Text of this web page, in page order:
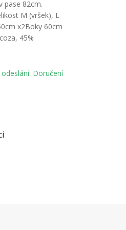
pase 82cm.
M (vršek), L
x2Boky 60cm
45%
Doručení